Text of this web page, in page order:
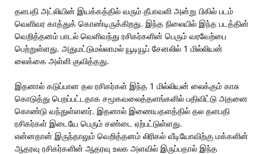
தளபதி அட்லியின் இயக்கத்தில் வரும் தீபாவளி அன்று பிகில் படம்
வெளிவர காத்துக் கொண்டிருக்கிறது. இந்த நிலையில் இந்த படத்தின்
வெறித்தனம் பாடல் வெளிவந்து ரசிகர்களின் பெரும் வரவேற்பை
பெற்றுள்ளது. அதுமட்டுமல்லாமல் யூடியூப் சேனலில் 1 மில்லியன்
லைக்கை அள்ளி குவித்தது.
இதனால் கடுப்பான தல ரசிகர்கள் இந்த 1 மில்லியன் லைக்கும் காசு
கொடுத்து பெறப்பட்டதாக சமூகவலைத்தளங்களில் பதிவிட்டு அதனை
கொண்டு வந்துள்ளனர். இதனால் இணையதளத்தில் தல தளபதி
ரசிகர்கள் இடையே பெரும் சண்டை ஏற்பட்டுள்ளது.
என்னதான் இருந்தாலும் வெறித்தனம் லிரிகல் வீடியோவிற்கு மக்களின்
ஆதரவு ரசிகர்களின் ஆதரவு உலக அளவில் இருப்பதால் இந்த